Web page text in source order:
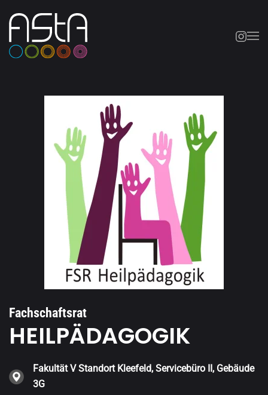
Skip to main content
Fachschaftsrat
HEILPÄDAGOGIK
Fakultät V Standort Kleefeld, Servicebüro II, Gebäude
3G